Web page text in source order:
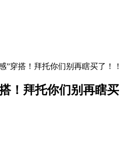
”穿搭！拜托你们别再瞎买了！！
！拜托你们别再瞎买